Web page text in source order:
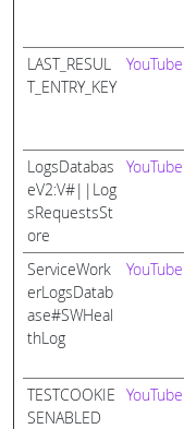
LAST_RESUL
T_ENTRY_KEY
YouTube
LogsDatabas
eV2:V#||Log
sRequestsSt
ore
YouTube
ServiceWork
erLogsDatab
ase#SWHeal
thLog
YouTube
TESTCOOKIE
SENABLED
YouTube